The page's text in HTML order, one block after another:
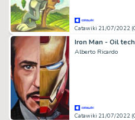
Catawiki 21/07/2022
Alberto Ricardo
Catawiki 21/07/2022